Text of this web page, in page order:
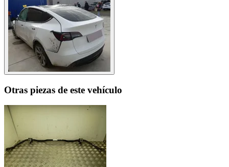
Otras piezas de este vehículo